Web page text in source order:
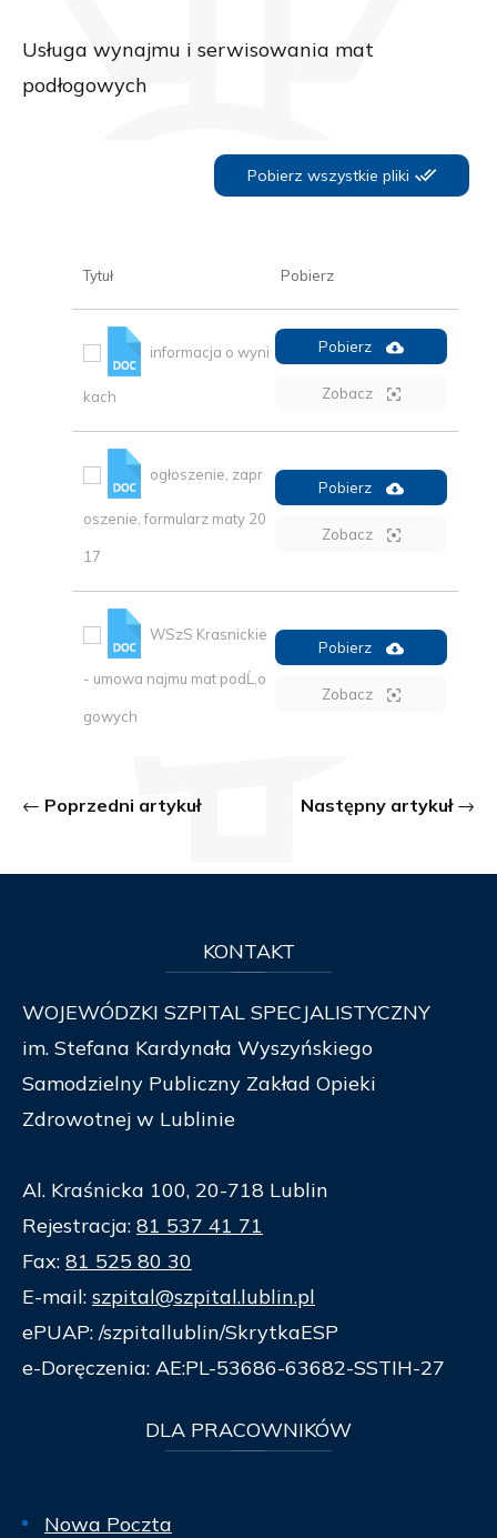
Usługa wynajmu i serwisowania mat
podłogowych
Pobierz wszystkie pliki
Tytuł Pobierz
informacja o wyni
kach
Pobierz
Zobacz
ogłoszenie, zapr
oszenie, formularz maty 20
17
Pobierz
Zobacz
WSzS Krasnickie
- umowa najmu mat podĹ‚o
gowych
Pobierz
Zobacz
Poprzedni artykuł Następny artykuł
KONTAKT
WOJEWÓDZKI SZPITAL SPECJALISTYCZNY
im. Stefana Kardynała Wyszyńskiego
Samodzielny Publiczny Zakład Opieki
Zdrowotnej w Lublinie
Al. Kraśnicka 100, 20-718 Lublin
Rejestracja: 81 537 41 71
Fax: 81 525 80 30
E-mail: szpital@szpital.lublin.pl
ePUAP: /szpitallublin/SkrytkaESP
e-Doręczenia: AE:PL-53686-63682-SSTIH-27
DLA PRACOWNIKÓW
Nowa Poczta